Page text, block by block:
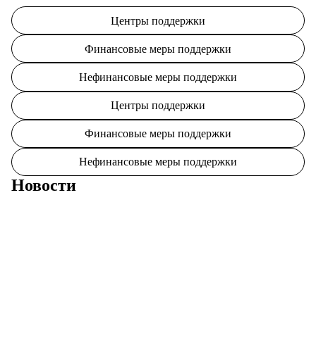
Центры поддержки
Финансовые меры поддержки
Нефинансовые меры поддержки
Центры поддержки
Финансовые меры поддержки
Нефинансовые меры поддержки
Новости